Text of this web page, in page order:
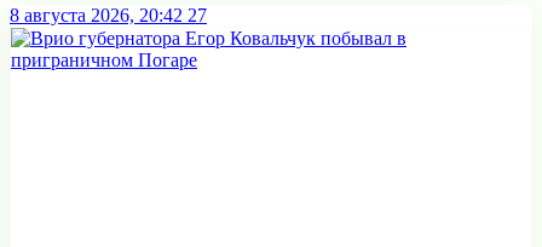
8 августа 2026, 20:42 27